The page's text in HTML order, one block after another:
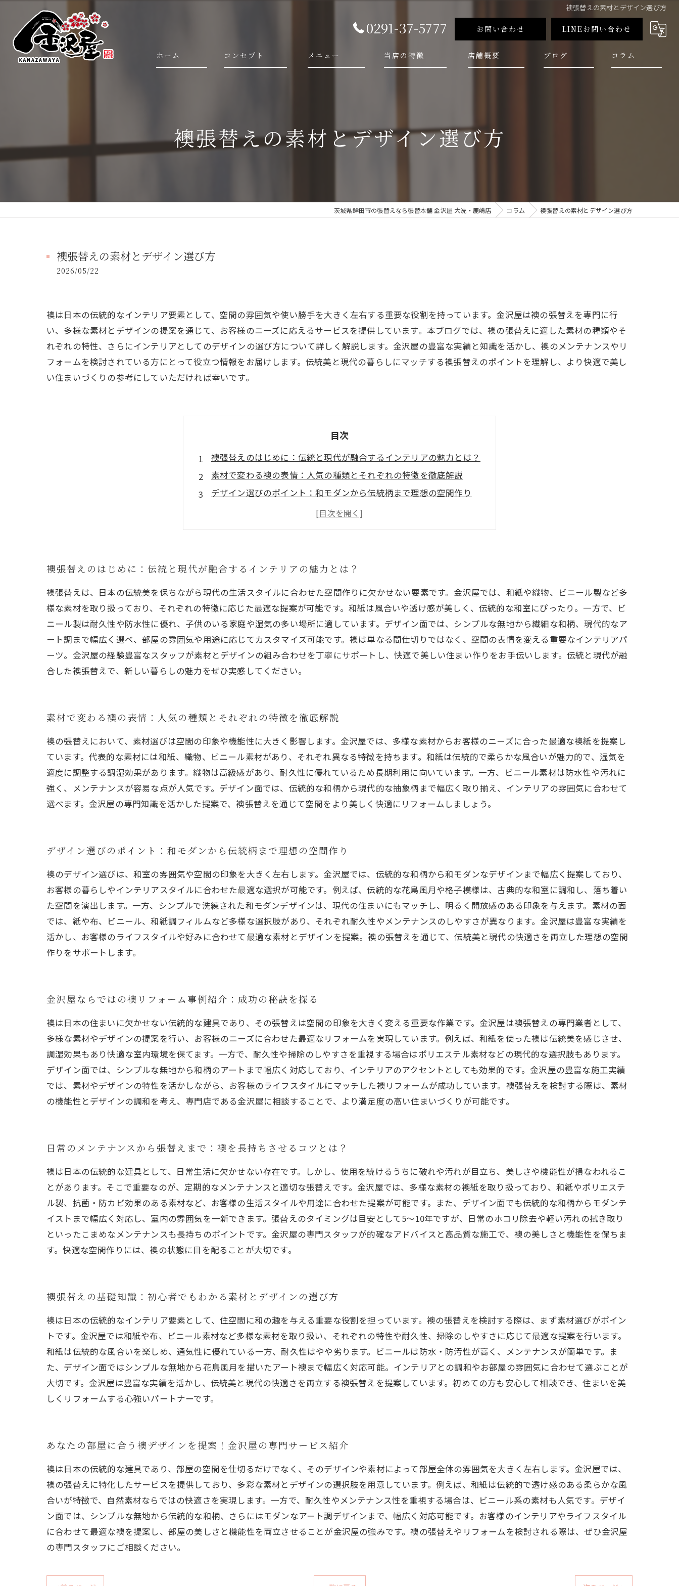
襖張替えの素材とデザイン選び方
0291-37-5777 お問い合わせ LINEお問い合わせ
ホーム コンセプト メニュー 当店の特徴
畳
店舗概要 ブログ コラム
襖張替えの素材とデザイン選び方
茨城県鉾田市の張替えなら張替本舗 金沢屋 大洗・鹿嶋店 コラム 襖張替えの素材とデザイン選び方
襖張替えの素材とデザイン選び方
2026/05/22
襖は日本の伝統的なインテリア要素として、空間の雰囲気や使い勝手を大きく左右する重要な役割を持っています。金沢屋は襖の張替えを専門に行
い、多様な素材とデザインの提案を通じて、お客様のニーズに応えるサービスを提供しています。本ブログでは、襖の張替えに適した素材の種類やそ
れぞれの特性、さらにインテリアとしてのデザインの選び方について詳しく解説します。金沢屋の豊富な実績と知識を活かし、襖のメンテナンスやリ
フォームを検討されている方にとって役立つ情報をお届けします。伝統美と現代の暮らしにマッチする襖張替えのポイントを理解し、より快適で美し
い住まいづくりの参考にしていただければ幸いです。
目次
襖張替えのはじめに：伝統と現代が融合するインテリアの魅力とは？
素材で変わる襖の表情：人気の種類とそれぞれの特徴を徹底解説
デザイン選びのポイント：和モダンから伝統柄まで理想の空間作り
金沢屋ならではの襖リフォーム事例紹介：成功の秘訣を探る
日常のメンテナンスから張替えまで：襖を長持ちさせるコツとは？
あなたの部屋に合う襖デザインを提案！金沢屋の専門サービス紹介
襖張替えのはじめに：伝統と現代が融合するインテリアの魅力とは？
襖張替えは、日本の伝統美を保ちながら現代の生活スタイルに合わせた空間作りに欠かせない要素です。金沢屋では、和紙や織物、ビニール製など多
様な素材を取り扱っており、それぞれの特徴に応じた最適な提案が可能です。和紙は風合いや透け感が美しく、伝統的な和室にぴったり。一方で、ビ
ニール製は耐久性や防水性に優れ、子供のいる家庭や湿気の多い場所に適しています。デザイン面では、シンプルな無地から繊細な和柄、現代的なア
ート調まで幅広く選べ、部屋の雰囲気や用途に応じてカスタマイズ可能です。襖は単なる間仕切りではなく、空間の表情を変える重要なインテリアパ
ーツ。金沢屋の経験豊富なスタッフが素材とデザインの組み合わせを丁寧にサポートし、快適で美しい住まい作りをお手伝いします。伝統と現代が融
合した襖張替えで、新しい暮らしの魅力をぜひ実感してください。
素材で変わる襖の表情：人気の種類とそれぞれの特徴を徹底解説
襖の張替えにおいて、素材選びは空間の印象や機能性に大きく影響します。金沢屋では、多様な素材からお客様のニーズに合った最適な襖紙を提案し
ています。代表的な素材には和紙、織物、ビニール素材があり、それぞれ異なる特徴を持ちます。和紙は伝統的で柔らかな風合いが魅力的で、湿気を
適度に調整する調湿効果があります。織物は高級感があり、耐久性に優れているため長期利用に向いています。一方、ビニール素材は防水性や汚れに
強く、メンテナンスが容易な点が人気です。デザイン面では、伝統的な和柄から現代的な抽象柄まで幅広く取り揃え、インテリアの雰囲気に合わせて
選べます。金沢屋の専門知識を活かした提案で、襖張替えを通じて空間をより美しく快適にリフォームしましょう。
デザイン選びのポイント：和モダンから伝統柄まで理想の空間作り
襖のデザイン選びは、和室の雰囲気や空間の印象を大きく左右します。金沢屋では、伝統的な和柄から和モダンなデザインまで幅広く提案しており、
お客様の暮らしやインテリアスタイルに合わせた最適な選択が可能です。例えば、伝統的な花鳥風月や格子模様は、古典的な和室に調和し、落ち着い
た空間を演出します。一方、シンプルで洗練された和モダンデザインは、現代の住まいにもマッチし、明るく開放感のある印象を与えます。素材の面
では、紙や布、ビニール、和紙調フィルムなど多様な選択肢があり、それぞれ耐久性やメンテナンスのしやすさが異なります。金沢屋は豊富な実績を
活かし、お客様のライフスタイルや好みに合わせて最適な素材とデザインを提案。襖の張替えを通じて、伝統美と現代の快適さを両立した理想の空間
作りをサポートします。
金沢屋ならではの襖リフォーム事例紹介：成功の秘訣を探る
襖は日本の住まいに欠かせない伝統的な建具であり、その張替えは空間の印象を大きく変える重要な作業です。金沢屋は襖張替えの専門業者として、
多様な素材やデザインの提案を行い、お客様のニーズに合わせた最適なリフォームを実現しています。例えば、和紙を使った襖は伝統美を感じさせ、
調湿効果もあり快適な室内環境を保てます。一方で、耐久性や掃除のしやすさを重視する場合はポリエステル素材などの現代的な選択肢もあります。
デザイン面では、シンプルな無地から和柄のアートまで幅広く対応しており、インテリアのアクセントとしても効果的です。金沢屋の豊富な施工実績
では、素材やデザインの特性を活かしながら、お客様のライフスタイルにマッチした襖リフォームが成功しています。襖張替えを検討する際は、素材
の機能性とデザインの調和を考え、専門店である金沢屋に相談することで、より満足度の高い住まいづくりが可能です。
日常のメンテナンスから張替えまで：襖を長持ちさせるコツとは？
襖は日本の伝統的な建具として、日常生活に欠かせない存在です。しかし、使用を続けるうちに破れや汚れが目立ち、美しさや機能性が損なわれるこ
とがあります。そこで重要なのが、定期的なメンテナンスと適切な張替えです。金沢屋では、多様な素材の襖紙を取り扱っており、和紙やポリエステ
ル製、抗菌・防カビ効果のある素材など、お客様の生活スタイルや用途に合わせた提案が可能です。また、デザイン面でも伝統的な和柄からモダンテ
イストまで幅広く対応し、室内の雰囲気を一新できます。張替えのタイミングは目安として5～10年ですが、日常のホコリ除去や軽い汚れの拭き取り
といったこまめなメンテナンスも長持ちのポイントです。金沢屋の専門スタッフが的確なアドバイスと高品質な施工で、襖の美しさと機能性を保ちま
す。快適な空間作りには、襖の状態に目を配ることが大切です。
襖張替えの基礎知識：初心者でもわかる素材とデザインの選び方
襖は日本の伝統的なインテリア要素として、住空間に和の趣を与える重要な役割を担っています。襖の張替えを検討する際は、まず素材選びがポイン
トです。金沢屋では和紙や布、ビニール素材など多様な素材を取り扱い、それぞれの特性や耐久性、掃除のしやすさに応じて最適な提案を行います。
和紙は伝統的な風合いを楽しめ、通気性に優れている一方、耐久性はやや劣ります。ビニールは防水・防汚性が高く、メンテナンスが簡単です。ま
た、デザイン面ではシンプルな無地から花鳥風月を描いたアート襖まで幅広く対応可能。インテリアとの調和やお部屋の雰囲気に合わせて選ぶことが
大切です。金沢屋は豊富な実績を活かし、伝統美と現代の快適さを両立する襖張替えを提案しています。初めての方も安心して相談でき、住まいを美
しくリフォームする心強いパートナーです。
あなたの部屋に合う襖デザインを提案！金沢屋の専門サービス紹介
襖は日本の伝統的な建具であり、部屋の空間を仕切るだけでなく、そのデザインや素材によって部屋全体の雰囲気を大きく左右します。金沢屋では、
襖の張替えに特化したサービスを提供しており、多彩な素材とデザインの選択肢を用意しています。例えば、和紙は伝統的で透け感のある柔らかな風
合いが特徴で、自然素材ならではの快適さを実現します。一方で、耐久性やメンテナンス性を重視する場合は、ビニール系の素材も人気です。デザイ
ン面では、シンプルな無地から伝統的な和柄、さらにはモダンなアート調デザインまで、幅広く対応可能です。お客様のインテリアやライフスタイル
に合わせて最適な襖を提案し、部屋の美しさと機能性を両立させることが金沢屋の強みです。襖の張替えやリフォームを検討される際は、ぜひ金沢屋
の専門スタッフにご相談ください。